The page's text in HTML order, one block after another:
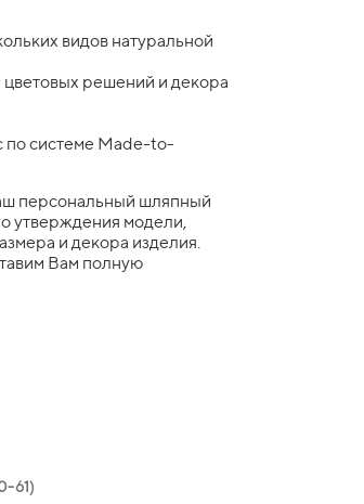
видов натуральной
решений и декора
по системе Made-to-
персональный шляпный
утверждения модели,
и декора изделия.
Вам полную
61)